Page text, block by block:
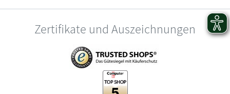
Zertifikate und Auszeichnungen